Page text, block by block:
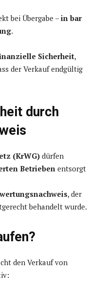
bei Übergabe –in bar
.
Sicherheit,
der Verkauf endgültig
durch
(KrWG) dürfen
Betrieben entsorgt
, der
behandelt wurde.
den Verkauf von